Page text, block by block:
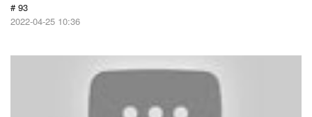
# 93
2022-04-25 10:36